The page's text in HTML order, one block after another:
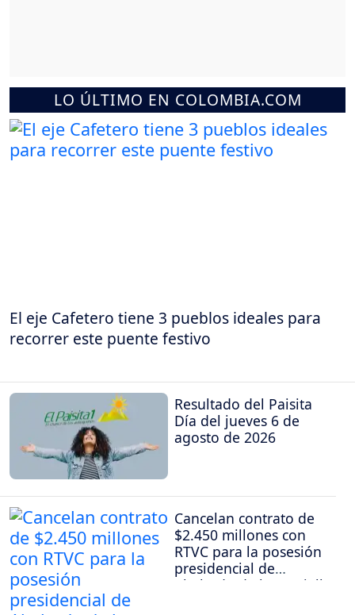
LO ÚLTIMO EN COLOMBIA.COM
El eje Cafetero tiene 3 pueblos ideales para
recorrer este puente festivo
Resultado del Paisita
Día del jueves 6 de
agosto de 2026
Cancelan contrato de
$2.450 millones con
RTVC para la posesión
presidencial de
Abelardo de la Espriella